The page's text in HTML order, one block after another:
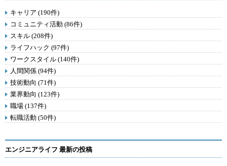
キャリア (190件)
コミュニティ活動 (86件)
スキル (208件)
ライフハック (97件)
ワークスタイル (140件)
人間関係 (94件)
技術動向 (71件)
業界動向 (123件)
職場 (137件)
転職活動 (50件)
エンジニアライフ 最新の投稿